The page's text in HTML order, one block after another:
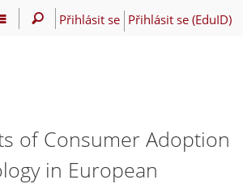
Přihlásit se Přihlásit se (EduID)
of Consumer Adoption
in European